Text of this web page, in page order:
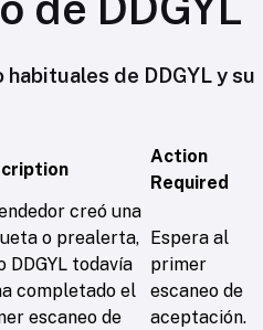
de DDGYL y su
Action
Required
creó una
o prealerta,
DDGYL todavía
completado el
escaneo de
Espera al
primer
escaneo de
aceptación.